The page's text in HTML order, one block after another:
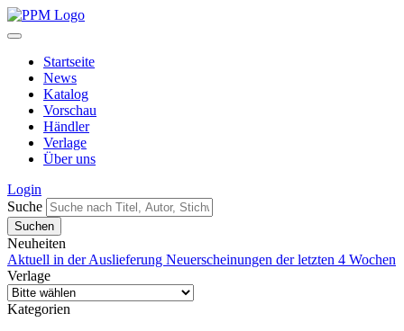
Startseite
News
Katalog
Vorschau
Händler
Verlage
Über uns
Login
Suche
Neuheiten
Aktuell in der Auslieferung Neuerscheinungen der letzten 4 Wochen
Verlage
Kategorien